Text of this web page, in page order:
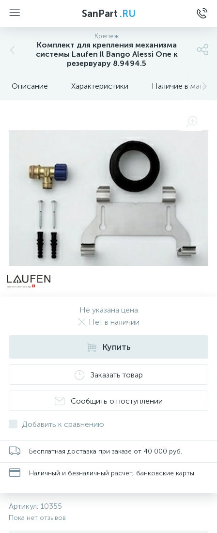
SanPart .RU
Крепеж
Комплект для крепления механизма
системы Laufen Il Bango Alessi One к
резервуару 8.9494.5
Описание Характеристики Наличие в
Не указана цена
Нет в наличии
Купить
Заказать товар
Сообщить о поступлении
Добавить к сравнению
Бесплатная доставка при заказе от 40 000 руб.
Наличный и безналичный расчет, банковские карты
Артикул: 10355
Пока нет отзывов